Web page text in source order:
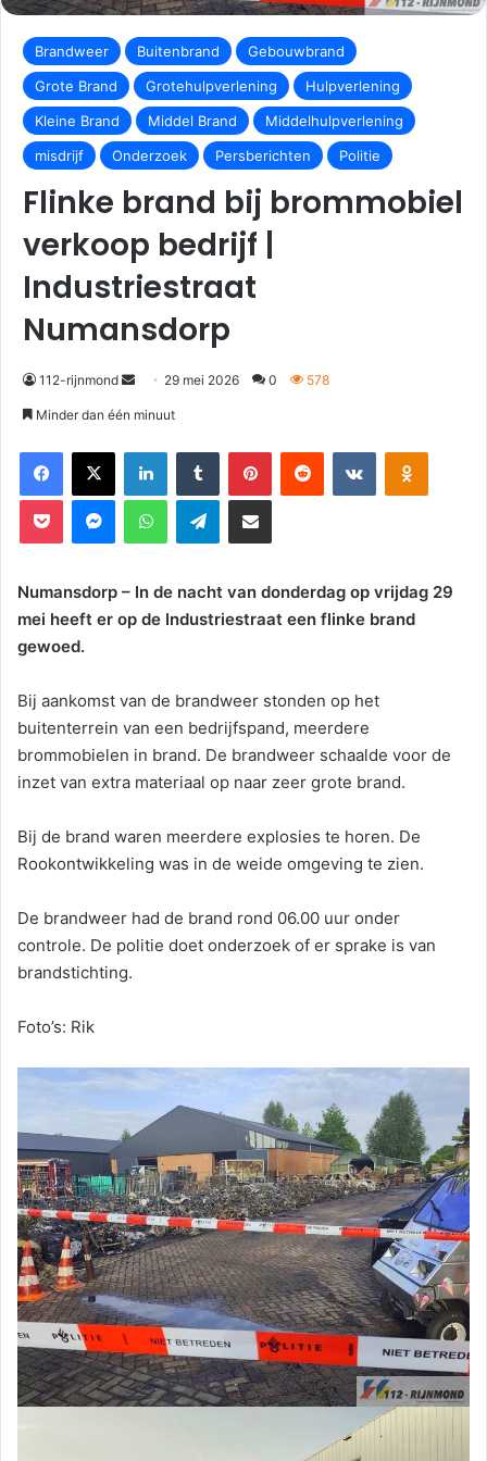
Brandweer Buitenbrand
Gebouwbrand
Grote Brand
Grotehulpverlening
Hulpverlening
Kleine Brand
Middel Brand
Middelhulpverlening
misdrijf
Onderzoek Persberichten Politie
Flinke brand bij brommobiel
verkoop bedrijf |
Industriestraat
Numansdorp
112-rijnmond 29 mei 2026 0 578
Minder dan één minuut
Facebook
X LinkedInTumblr PinterestReddit VKontakteOdnoklassniki
Pocket MessengerWhatsAppTelegramDeel via E-mail
Numansdorp – In de nacht van donderdag op vrijdag 29
mei heeft er op de Industriestraat een flinke brand
gewoed.
Bij aankomst van de brandweer stonden op het
buitenterrein van een bedrijfspand, meerdere
brommobielen in brand. De brandweer schaalde voor de
inzet van extra materiaal op naar zeer grote brand.
Bij de brand waren meerdere explosies te horen. De
Rookontwikkeling was in de weide omgeving te zien.
De brandweer had de brand rond 06.00 uur onder
controle. De politie doet onderzoek of er sprake is van
brandstichting.
Foto’s: Rik